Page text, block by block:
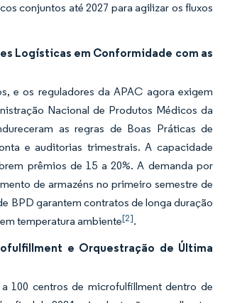
conjuntos até 2027 para agilizar os fluxos
Logísticas em Conformidade com as
e os reguladores da APAC agora exigem
Nacional de Produtos Médicos da
as regras de Boas Práticas de
e auditorias trimestrais. A capacidade
prêmios de 15 a 20%. A demanda por
de armazéns no primeiro semestre de
BPD garantem contratos de longa duração
temperatura ambiente[2].
e Orquestração de Última
100 centros de microfulfillment dentro de